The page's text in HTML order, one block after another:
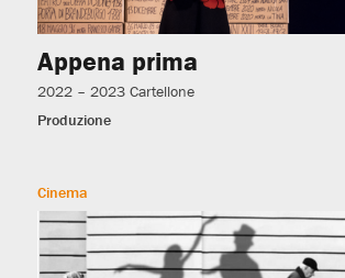
Appena prima
2022 – 2023 Cartellone
Produzione
Cinema